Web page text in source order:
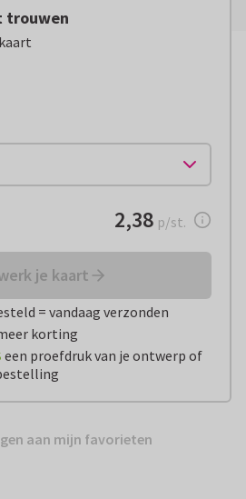
trouwen
€ 2,38per stuk
2,38 p/st.
je kaart
= vandaag verzonden
korting
een proefdruk van je ontwerp of
aan mijn favorieten